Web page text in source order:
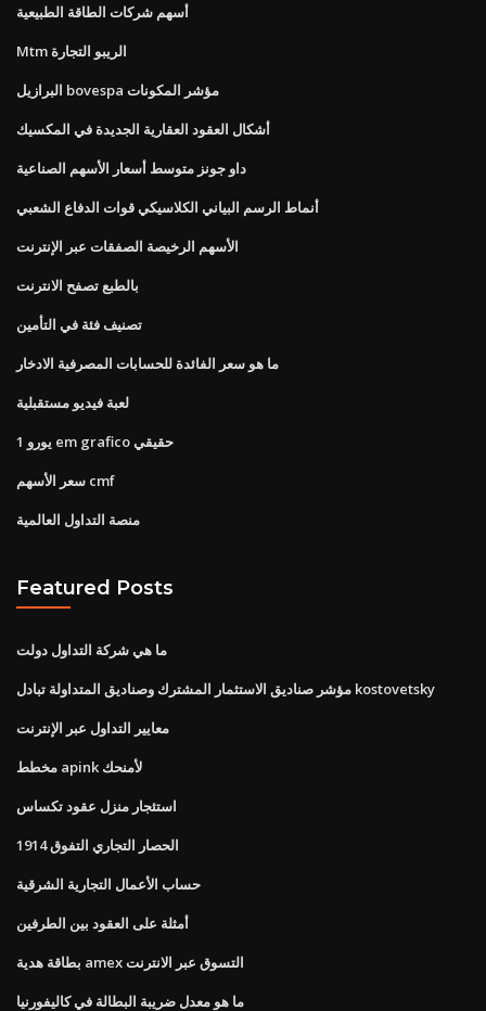
أسهم شركات الطاقة الطبيعية
Mtm الريبو التجارة
البرازيل bovespa مؤشر المكونات
أشكال العقود العقارية الجديدة في المكسيك
داو جونز متوسط ​​أسعار الأسهم الصناعية
أنماط الرسم البياني الكلاسيكي قوات الدفاع الشعبي
الأسهم الرخيصة الصفقات عبر الإنترنت
بالطبع تصفح الانترنت
تصنيف فئة في التأمين
ما هو سعر الفائدة للحسابات المصرفية الادخار
لعبة فيديو مستقبلية
1 يورو em grafico حقيقي
سعر الأسهم cmf
منصة التداول العالمية
Featured Posts
ما هي شركة التداول دولت
مؤشر صناديق الاستثمار المشترك وصناديق المتداولة تبادل kostovetsky
معايير التداول عبر الإنترنت
مخطط apink لأمنحك
استئجار منزل عقود تكساس
الحصار التجاري التفوق 1914
حساب الأعمال التجارية الشرقية
أمثلة على العقود بين الطرفين
بطاقة هدية amex التسوق عبر الانترنت
ما هو معدل ضريبة البطالة في كاليفورنيا